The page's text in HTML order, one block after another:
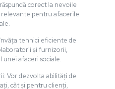
corect la nevoile
relevante pentru afacerile
tehnici eficiente de
și furnizorii,
unei afaceri sociale.
Vor dezvolta abilități de
cât și pentru clienți,